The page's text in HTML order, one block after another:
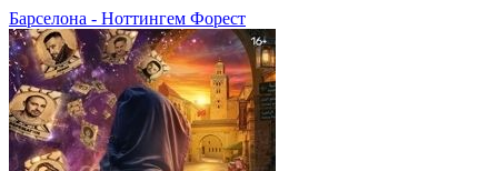
Барселона - Ноттингем Форест